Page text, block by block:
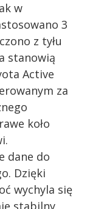
w
3
z tyłu
stanowią
Active
za
koło
dane do
Dzięki
wychyla się